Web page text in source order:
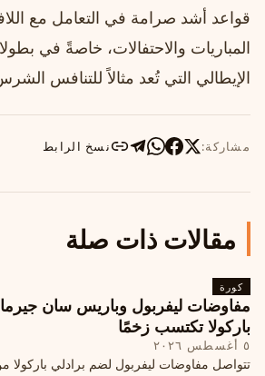
قواعد أشد صرامة في التعامل مع
المباريات والاحتفالات، خاصةً في
الإيطالي التي تُعد مثالاً للتنافس
مشاركة: نسخ الرابط
مقالات ذات صلة
كورة
مفاوضات ليفربول وباريس سان
باركولا تكتسب زخمًا
٥ أغسطس ٢٠٢٦
تتواصل مفاوضات ليفربول لضم برادلي